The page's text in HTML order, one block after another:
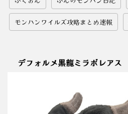
モンハンワイルズ攻略まとめ速報
デフォルメ黒龍ミラボレアス